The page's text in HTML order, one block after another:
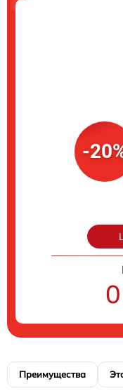
-
Преимущества